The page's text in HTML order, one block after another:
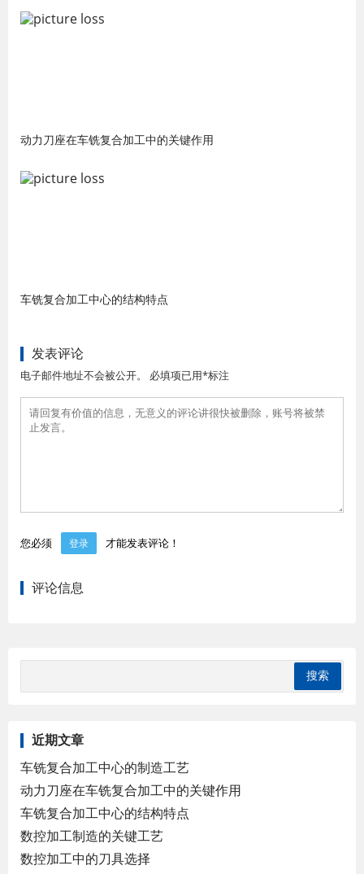
动力刀座在车铣复合加工中的关键作用
车铣复合加工中心的结构特点
发表评论
电子邮件地址不会被公开。 必填项已用*标注
您必须 登录 才能发表评论！
评论信息
近期文章
车铣复合加工中心的制造工艺
动力刀座在车铣复合加工中的关键作用
车铣复合加工中心的结构特点
数控加工制造的关键工艺
数控加工中的刀具选择